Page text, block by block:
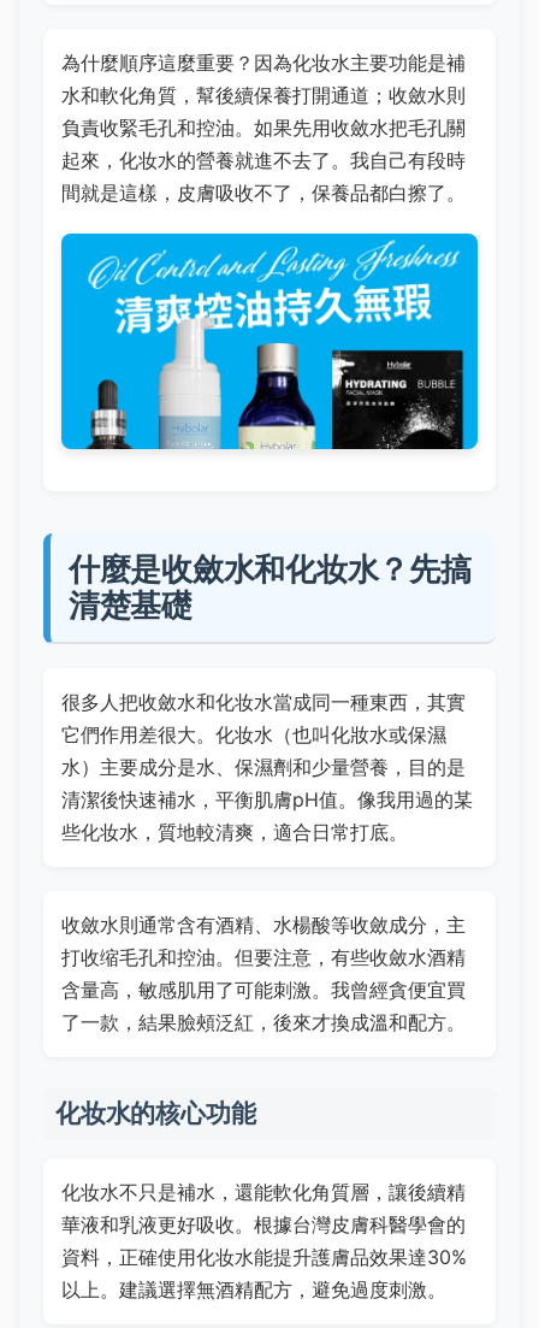
為什麼順序這麼重要？因為化妆水主要功能是補
水和軟化角質，幫後續保養打開通道；收斂水則
負責收緊毛孔和控油。如果先用收斂水把毛孔關
起來，化妆水的營養就進不去了。我自己有段時
間就是這樣，皮膚吸收不了，保養品都白擦了。
什麼是收斂水和化妆水？先搞
清楚基礎
很多人把收斂水和化妆水當成同一種東西，其實
它們作用差很大。化妆水（也叫化妝水或保濕
水）主要成分是水、保濕劑和少量營養，目的是
清潔後快速補水，平衡肌膚pH值。像我用過的某
些化妆水，質地較清爽，適合日常打底。
收斂水則通常含有酒精、水楊酸等收斂成分，主
打收缩毛孔和控油。但要注意，有些收斂水酒精
含量高，敏感肌用了可能刺激。我曾經貪便宜買
了一款，結果臉頰泛紅，後來才換成溫和配方。
化妆水的核心功能
化妆水不只是補水，還能軟化角質層，讓後續精
華液和乳液更好吸收。根據台灣皮膚科醫學會的
資料，正確使用化妆水能提升護膚品效果達30%
以上。建議選擇無酒精配方，避免過度刺激。